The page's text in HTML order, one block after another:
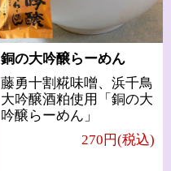
銅の大吟醸らーめん
藤勇十割糀味噌、浜千鳥
大吟醸酒粕使用「銅の大
吟醸らーめん」
270円(税込)